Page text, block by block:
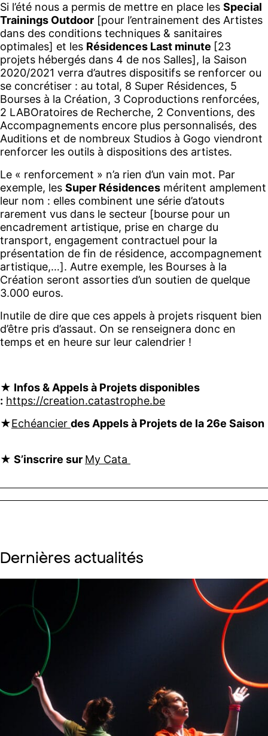
Si l’été nous a permis de mettre en place les Special
Trainings Outdoor [pour l’entrainement des Artistes
dans des conditions techniques & sanitaires
optimales] et les Résidences Last minute [23
projets hébergés dans 4 de nos Salles], la Saison
2020/2021 verra d’autres dispositifs se renforcer ou
se concrétiser : au total, 8 Super Résidences, 5
Bourses à la Création, 3 Coproductions renforcées,
2 LABOratoires de Recherche, 2 Conventions, des
Accompagnements encore plus personnalisés, des
Auditions et de nombreux Studios à Gogo viendront
renforcer les outils à dispositions des artistes.
Le « renforcement » n’a rien d’un vain mot. Par
exemple, les Super Résidences méritent amplement
leur nom : elles combinent une série d’atouts
rarement vus dans le secteur [bourse pour un
encadrement artistique, prise en charge du
transport, engagement contractuel pour la
présentation de fin de résidence, accompagnement
artistique,…]. Autre exemple, les Bourses à la
Création seront assorties d’un soutien de quelque
3.000 euros.
Inutile de dire que ces appels à projets risquent bien
d’être pris d’assaut. On se renseignera donc en
temps et en heure sur leur calendrier !
★ Infos & Appels à Projets disponibles
: https://creation.catastrophe.be
★Echéancier des Appels à Projets de la 26e Saison
★ S’inscrire sur My Cata
Dernières actualités